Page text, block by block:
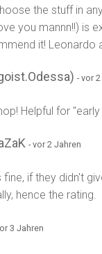
the stuff in
you mannn!!) is
it! Leonardo
- vor
Helpful for "early
- vor 2 Jahren
fine, if they didn't
hence the rating.
3 Jahren